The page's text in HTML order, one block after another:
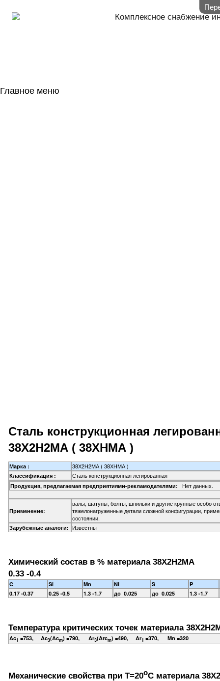
Комплексное снабжение
Главное меню
Сталь конструкционная
38Х2Н2МА ( 38ХНМА )
Марка : 38Х2Н2МА ( 38ХНМА )
Классификация : Сталь конструкционная легированная
Продукция, предлагаемая предприятиями-рекламодателями: Нет данных.
Применение:
валы, шатуны, болты, шпильки и другие крупные особо
тяжелонагруженные детали сложной конфигурации,
состоянии.
Зарубежные аналоги: Известны
Химический состав в % материала 38Х2Н2МА
0.33 -0.4
C Si Mn Ni S
P
0.17 -0.37
0.25 -0.5 1.3 -1.7 до 0.025 до 0.025 1.3 -1.7
Температура критических точек материала
Ac1 =753, Ac3(Acm) =790, Ar3(Arcm) =490, Ar1 =370, Mn =320
Механические свойства при Т=20oС материала